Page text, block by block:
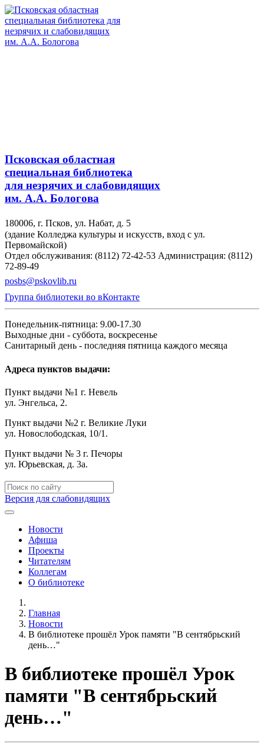
Псковская областная
специальная библиотека
для незрячих и слабовидящих
им. А.А. Бологова
180006, г. Псков, ул. Набат, д. 5
(здание Колледжа культуры и искусств, вход с ул.
Первомайской)
Отдел обслуживания: (8112) 72-42-53 Администрация: (8112)
72-89-49
posbs@pskovlib.ru
Группа библиотеки во вКонтакте
Понедельник-пятница: 9.00-17.30
Выходные дни - суббота, воскресенье
Санитарный день - последняя пятница каждого месяца
Адреса пунктов выдачи:
Пункт выдачи №1 г. Невель
ул. Энгельса, 2.
Пункт выдачи №2 г. Великие Луки
ул. Новослободская, 10/1.
Пункт выдачи № 3 г. Печоры
ул. Юрьевская, д. 3а.
Версия для слабовидящих
Новости
Афиша
Проекты
Читателям
Коллегам
О библиотеке
Главная
Новости
В библиотеке прошёл Урок памяти "В сентябрьский
день…"
В библиотеке прошёл Урок
памяти "В сентябрьский
день…"